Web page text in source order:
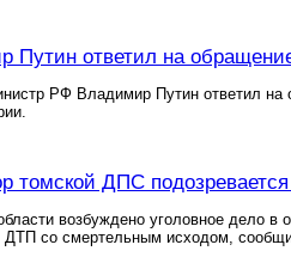
Путин ответил на
РФ Владимир Путин ответил
томской ДПС
возбуждено уголовное дело
ДТП со смертельным исходом,